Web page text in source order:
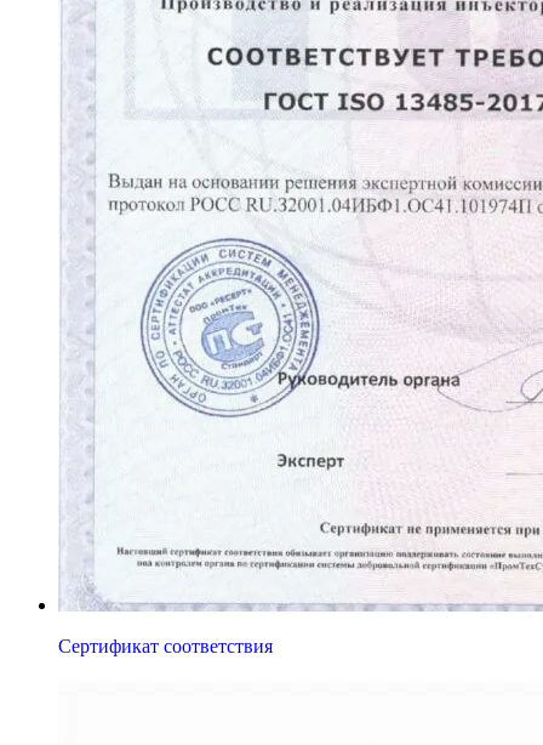
Сертификат соответствия